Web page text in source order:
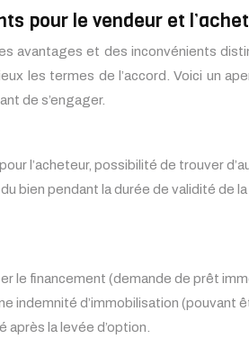
pour le vendeur et
avantages et des inconvénients
les termes de l’accord. Voici un
de s’engager.
l’acheteur, possibilité de trouver
bien pendant la durée de validité de
le financement (demande de prêt
indemnité d’immobilisation (pouvant
après la levée d’option.